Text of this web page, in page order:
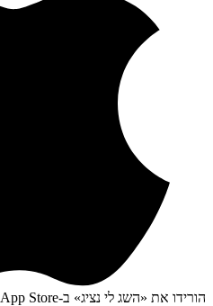
הורידו את «השג לי נציג» ב-App Store